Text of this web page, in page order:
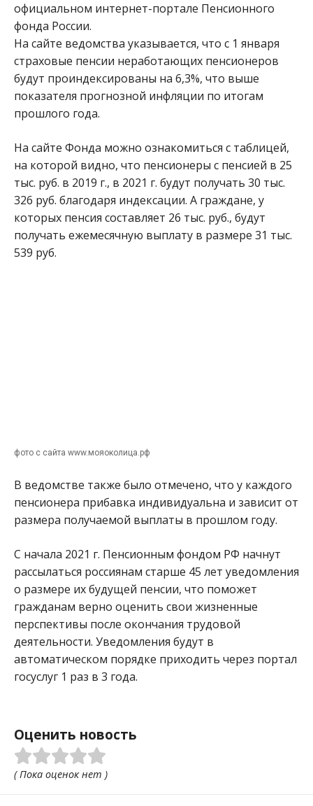
официальном интернет-портале Пенсионного
фонда России.
На сайте ведомства указывается, что с 1 января
страховые пенсии неработающих пенсионеров
будут проиндексированы на 6,3%, что выше
показателя прогнозной инфляции по итогам
прошлого года.
На сайте Фонда можно ознакомиться с таблицей,
на которой видно, что пенсионеры с пенсией в 25
тыс. руб. в 2019 г., в 2021 г. будут получать 30 тыс.
326 руб. благодаря индексации. А граждане, у
которых пенсия составляет 26 тыс. руб., будут
получать ежемесячную выплату в размере 31 тыс.
539 руб.
фото с сайта www.мояоколица.рф
В ведомстве также было отмечено, что у каждого
пенсионера прибавка индивидуальна и зависит от
размера получаемой выплаты в прошлом году.
С начала 2021 г. Пенсионным фондом РФ начнут
рассылаться россиянам старше 45 лет уведомления
о размере их будущей пенсии, что поможет
гражданам верно оценить свои жизненные
перспективы после окончания трудовой
деятельности. Уведомления будут в
автоматическом порядке приходить через портал
госуслуг 1 раз в 3 года.
Оценить новость
( Пока оценок нет )